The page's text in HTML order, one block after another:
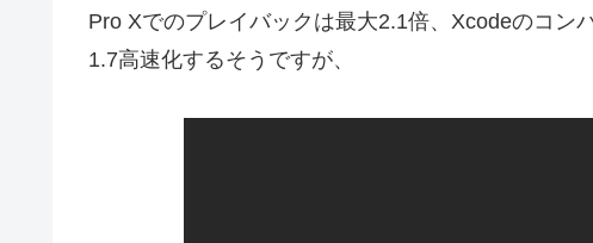
Pro Xでのプレイバックは最大2.1倍、Xcodeのコン
1.7高速化するそうですが、